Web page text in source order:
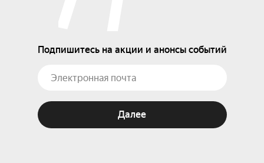
Подпишитесь на акции и анонсы событий
Далее